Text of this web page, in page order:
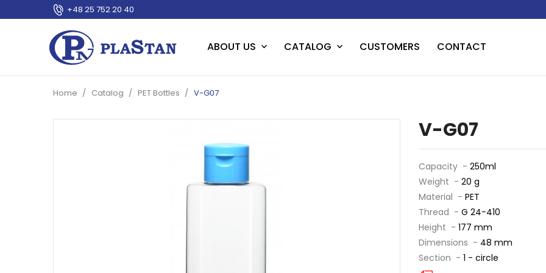
+48 25 752 20 40
ABOUT US CATALOG CUSTOMERS CONTACT
Home Catalog PET Bottles V-G07
V-G07
Capacity - 250ml
Weight - 20 g
Material - PET
Thread - G 24-410
Height - 177 mm
Dimensions - 48 mm
Section - 1 - circle